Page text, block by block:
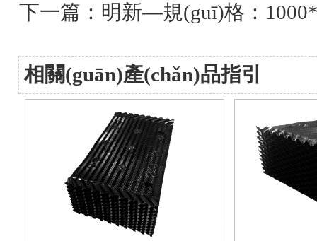
下一篇： 明新—規(guī)格：
相關(guān)產(chǎn)品指引